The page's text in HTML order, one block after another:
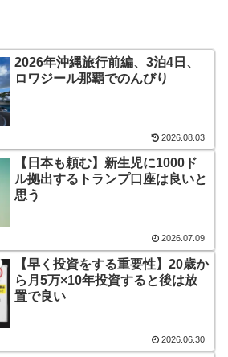
2026年沖縄旅行前編、3泊4日、
ロワジール那覇でのんびり
2026.08.03
【日本も頼む】新生児に1000ド
ル拠出するトランプ口座は良いと
思う
2026.07.09
【早く投資をする重要性】20歳か
ら月5万×10年投資すると後は放
置で良い
2026.06.30